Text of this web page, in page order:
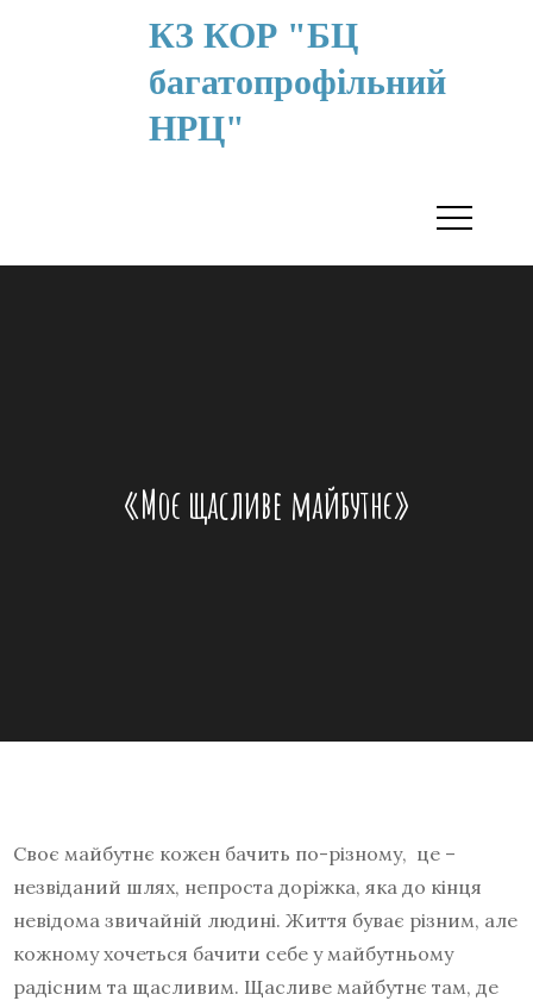
КЗ КОР "БЦ
багатопрофільний
НРЦ"
«Моє щасливе майбутнє»
Своє майбутнє кожен бачить по-різному, це –
незвіданий шлях, непроста доріжка, яка до кінця
невідома звичайній людині. Життя буває різним, але
кожному хочеться бачити себе у майбутньому
радісним та щасливим. Щасливе майбутнє там, де